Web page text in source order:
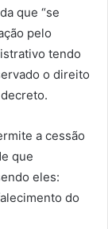
que “se
pelo
tendo
o direito
a cessão
que
eles:
do